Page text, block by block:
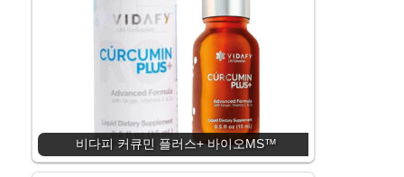
비다피 커큐민 플러스+ 바이오MS™